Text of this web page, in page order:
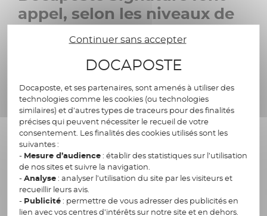
appel, selon les niveaux de
signature concernés, aux
services suivants, internes
au Groupe Docaposte
Service de gestion de preuve
Politique de gestion de preuve
Service d’identification à distance
Politique du Service ID360
Continuer sans accepter
DOCAPOSTE
Docaposte, et ses partenaires, sont amenés à utiliser des
technologies comme les cookies (ou technologies
similaires) et d’autres types de traceurs pour des finalités
précises qui peuvent nécessiter le recueil de votre
consentement. Les finalités des cookies utilisés sont les
suivantes :
- Mesure d’audience: établir des statistiques sur l’utilisation
de nos sites et suivre la navigation.
-Analyse: analyser l’utilisation du site par les visiteurs et
recueillir leurs avis.
- Publicité: permettre de vous adresser des publicités en
lien avec vos centres d’intérêts sur notre site et en dehors.